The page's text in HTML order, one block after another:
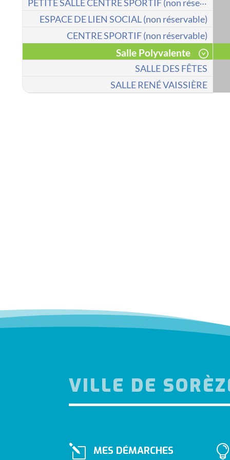
ESPACE DE LIEN SOCIAL (non réservable)
CENTRE SPORTIF (non réservable)
Salle Polyvalente
SALLE DES FÊTES
SALLE RENÉ VAISSIÈRE
VILLE DE
l MES DÉMARCHES 